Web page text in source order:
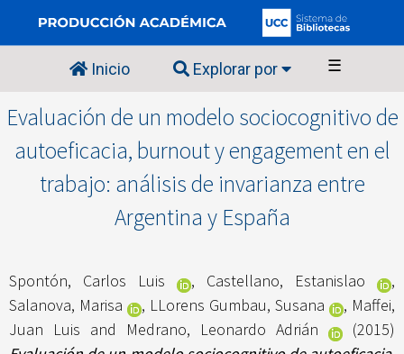
Inicio Explorar por ☰
Evaluación de un modelo sociocognitivo de
autoeficacia, burnout y engagement en el
trabajo: análisis de invarianza entre
Argentina y España
Spontón, Carlos Luis , Castellano, Estanislao
,
Salanova, Marisa
, LLorens Gumbau, Susana , Maffei,
Juan Luis and Medrano, Leonardo Adrián
(2015)